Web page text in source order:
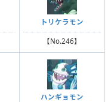
トリケラモン
【No.246】
ハンギョモン